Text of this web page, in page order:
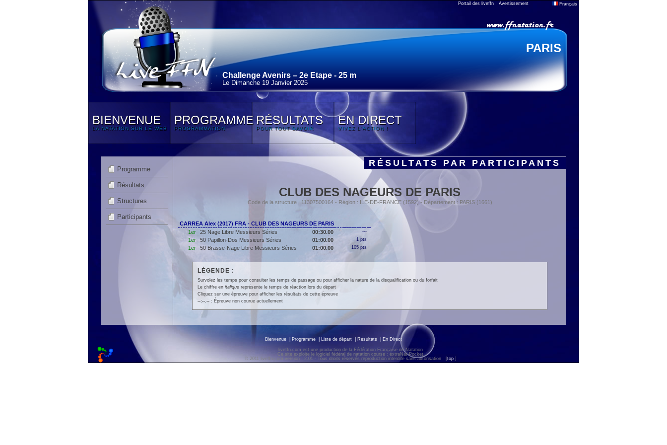
Portail des liveffn Avertissement Français
PARIS
Challenge Avenirs – 2e Etape - 25 m
Le Dimanche 19 Janvier 2025
BIENVENUE
LA NATATION SUR LE WEB
PROGRAMME
PROGRAMMATION
RÉSULTATS
POUR TOUT SAVOIR
EN DIRECT
VIVEZ L'ACTION !
Programme
Résultats
Structures
Participants
RÉSULTATS PAR PARTICIPANTS
CLUB DES NAGEURS DE PARIS
Code de la structure : 11307500164 - Région : ILE-DE-FRANCE (1592) - Département : PARIS (1661)
CARREA Alex (2017) FRA - CLUB DES NAGEURS DE PARIS
1er
25 Nage Libre Messieurs Séries 00:30.00 ---
1er 50 Papillon-Dos Messieurs Séries 01:00.00 1 pts
1er 50 Brasse-Nage Libre Messieurs Séries 01:00.00 105 pts
LÉGENDE :
Survolez les temps pour consulter les temps de passage ou pour afficher la nature de la disqualification ou du forfait
Le chiffre en italiquereprésente le temps de réaction lors du départ
Cliquez sur une épreuve pour afficher les résultats de cette épreuve
--:--.--: Épreuve non courue actuellement
Bienvenue Programme Liste de départ Résultats En Direct
liveffn.com est une production de la Fédération Française de Natation
Ce site exploite le logiciel fédéral de natation course : extraNat-Pocket
© 2011 liveffn.com version : 2.01 - Tous droits réservés reproduction interdite sans autorisation
[top ]